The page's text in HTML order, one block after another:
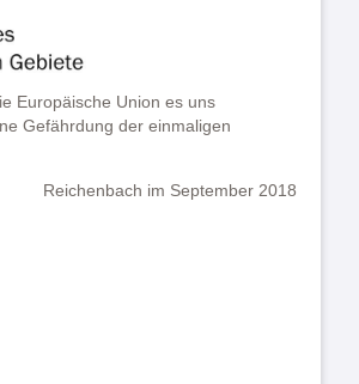
Europäische Union es uns
Gefährdung der einmaligen
Reichenbach im September 2018